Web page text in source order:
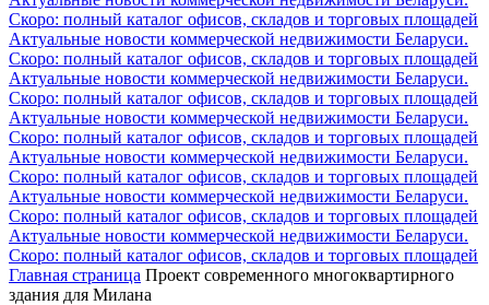
Скоро: полный каталог офисов, складов и торговых площадей
Актуальные новости коммерческой недвижимости Беларуси.
Скоро: полный каталог офисов, складов и торговых площадей
Актуальные новости коммерческой недвижимости Беларуси.
Скоро: полный каталог офисов, складов и торговых площадей
Актуальные новости коммерческой недвижимости Беларуси.
Скоро: полный каталог офисов, складов и торговых площадей
Актуальные новости коммерческой недвижимости Беларуси.
Скоро: полный каталог офисов, складов и торговых площадей
Актуальные новости коммерческой недвижимости Беларуси.
Скоро: полный каталог офисов, складов и торговых площадей
Актуальные новости коммерческой недвижимости Беларуси.
Скоро: полный каталог офисов, складов и торговых площадей
Главная страница Проект современного многоквартирного
здания для Милана